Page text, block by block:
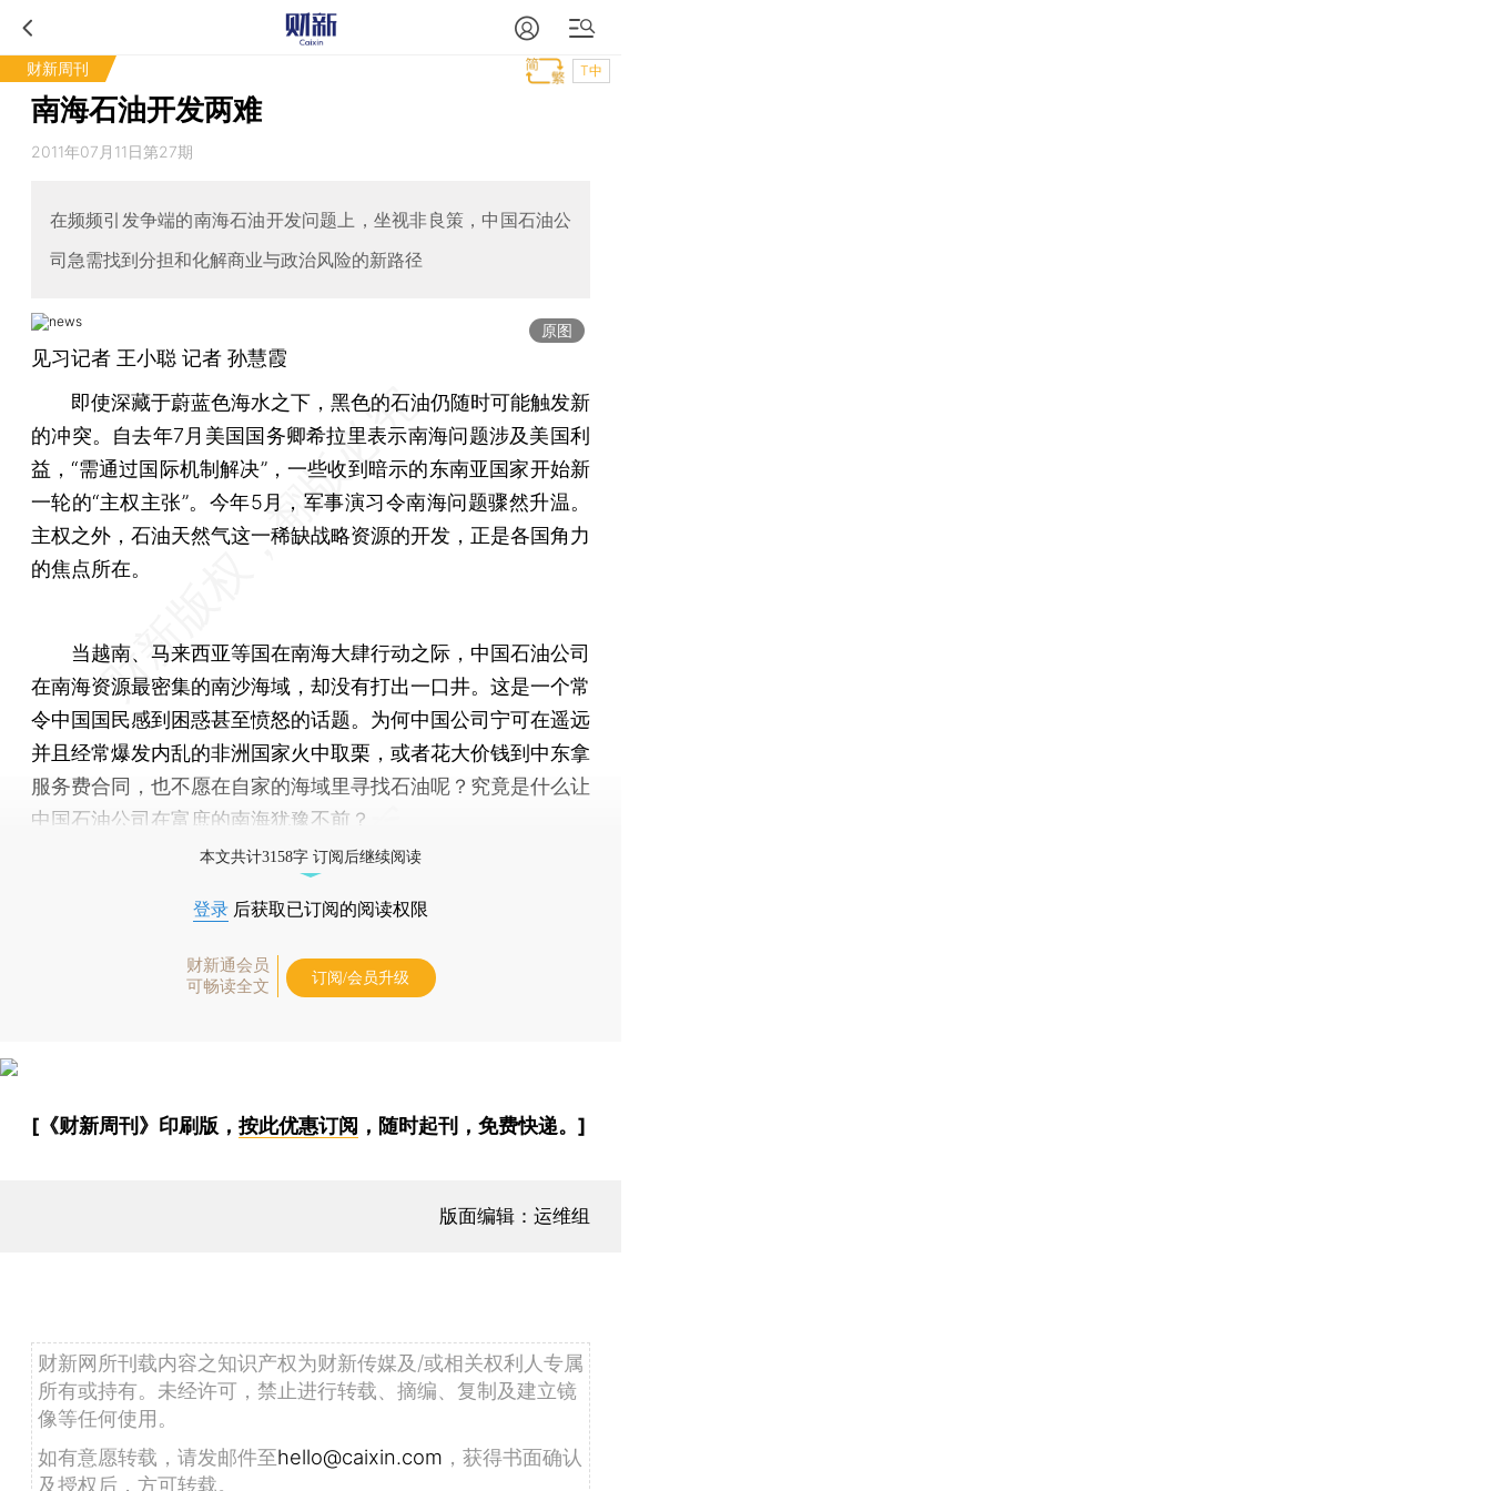
财新周刊 T中
南海石油开发两难
2011年07月11日第27期
在频频引发争端的南海石油开发问题上，坐视非良策，中国石油公
司急需找到分担和化解商业与政治风险的新路径
原图
见习记者 王小聪 记者 孙慧霞
即使深藏于蔚蓝色海水之下，黑色的石油仍随时可能触发新
的冲突。自去年7月美国国务卿希拉里表示南海问题涉及美国利
益，“需通过国际机制解决”，一些收到暗示的东南亚国家开始新
一轮的“主权主张”。今年5月，军事演习令南海问题骤然升温。
主权之外，石油天然气这一稀缺战略资源的开发，正是各国角力
的焦点所在。
当越南、马来西亚等国在南海大肆行动之际，中国石油公司
在南海资源最密集的南沙海域，却没有打出一口井。这是一个常
令中国国民感到困惑甚至愤怒的话题。为何中国公司宁可在遥远
并且经常爆发内乱的非洲国家火中取栗，或者花大价钱到中东拿
服务费合同，也不愿在自家的海域里寻找石油呢？究竟是什么让
中国石油公司在富庶的南海犹豫不前？
本文共计3158字 订阅后继续阅读
登录 后获取已订阅的阅读权限
财新通会员
可畅读全文
订阅/会员升级
[《财新周刊》印刷版， 按此优惠订阅 ，随时起刊，免费快递。]
版面编辑：运维组
财新网所刊载内容之知识产权为财新传媒及/或相关权利人专属
所有或持有。未经许可，禁止进行转载、摘编、复制及建立镜
像等任何使用。
如有意愿转载，请发邮件至hello@caixin.com ，获得书面确认
及授权后，方可转载。